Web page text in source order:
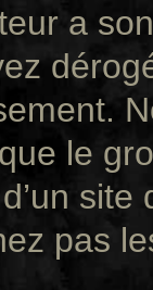
a
le
pas